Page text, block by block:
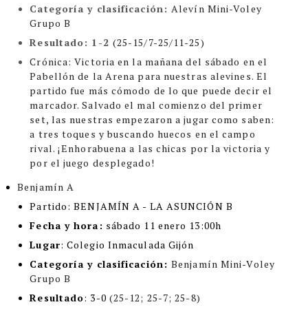
Categoría y clasificación:Alevín Mini-Voley
Grupo B
Resultado: 1-2 (25-15/7-25/11-25)
Crónica:Victoria en la mañana del sábado en el
Pabellón de la Arena para nuestras alevines. El
partido fue más cómodo de lo que puede decir el
marcador. Salvado el mal comienzo del primer
set, las nuestras empezaron a jugar como saben:
a tres toques y buscando huecos en el campo
rival. ¡Enhorabuena a las chicas por la victoria y
por el juego desplegado!
Benjamín A
Partido: BENJAMÍN A - LA ASUNCIÓN B
Fecha y hora: sábado 11 enero 13:00h
Lugar: Colegio Inmaculada Gijón
Categoría y clasificación:Benjamín Mini-Voley
Grupo B
Resultado: 3-0 (25-12; 25-7; 25-8)